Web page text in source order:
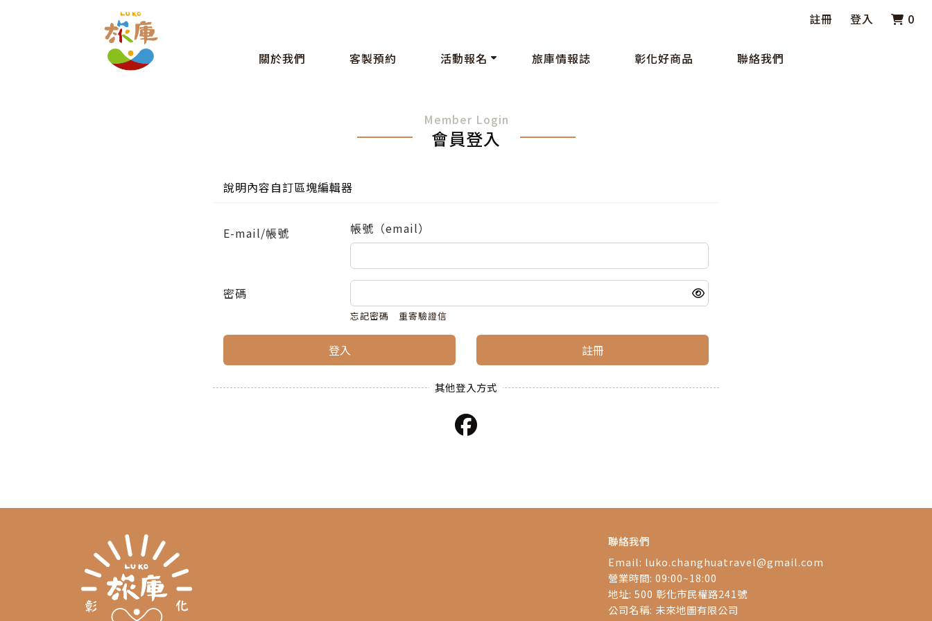
註冊 登入 0
關於我們 客製預約 活動報名 旅庫情報誌 彰化好商品 聯絡我們
Member Login
會員登入
說明內容自訂區塊編輯器
E-mail/帳號 帳號（email）
密碼
忘記密碼 重寄驗證信
登入 註冊
聯絡我們
Email: luko.changhuatravel@gmail.com
營業時間: 09:00~18:00
地址: 500 彰化市民權路241號
公司名稱: 未來地圖有限公司